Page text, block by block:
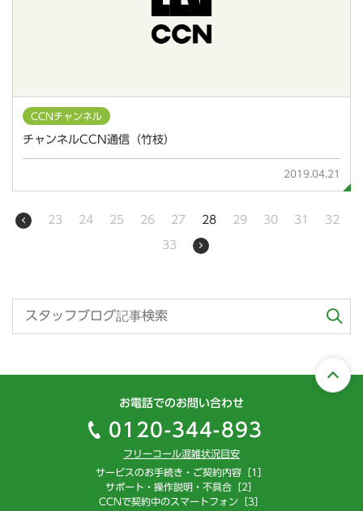
CCNチャンネル
チャンネルCCN通信（竹枝）
2019.04.21
23 24 25 26 27 28 29 30 31 32
33
お電話でのお問い合わせ
0120-344-893
フリーコール混雑状況目安
サービスのお手続き・ご契約内容［1］
サポート・操作説明・不具合［2］
CCNで契約中のスマートフォン［3］